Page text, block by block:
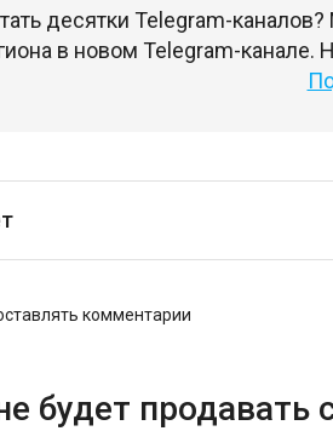
десятки Telegram-
в новом Telegram-канале.
комментарии
будет продавать